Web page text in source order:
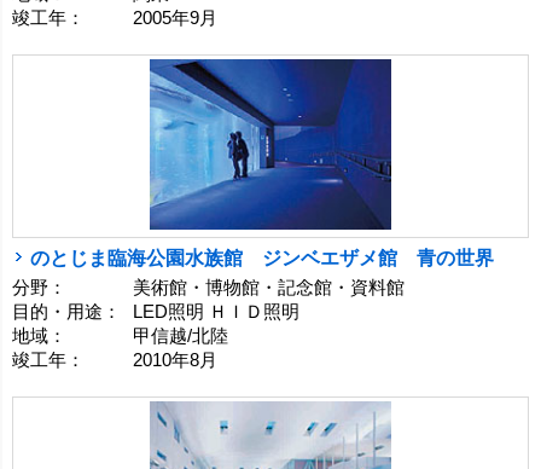
竣工年：
2005年9月
のとじま臨海公園水族館 ジンベエザメ館 青の世界
分野：
美術館・博物館・記念館・資料館
目的・用途：
LED照明 ＨＩＤ照明
地域：
甲信越/北陸
竣工年：
2010年8月